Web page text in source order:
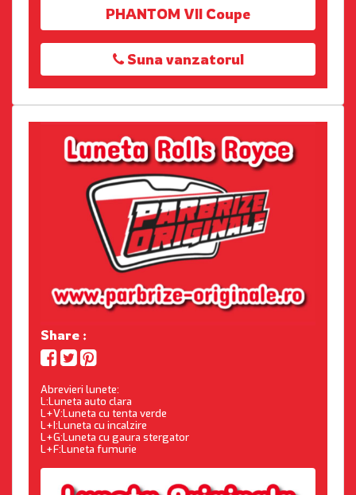
PHANTOM VII Coupe
Suna vanzatorul
Share :
Abrevieri lunete:
L:Luneta auto clara
L+V:Luneta cu tenta verde
L+I:Luneta cu incalzire
L+G:Luneta cu gaura stergator
L+F:Luneta fumurie